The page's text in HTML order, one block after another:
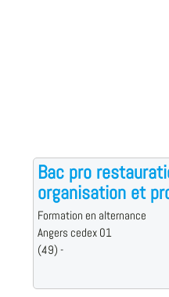
Bac pro
organisation et
Formation en alternance
Angers cedex 01
(49) -